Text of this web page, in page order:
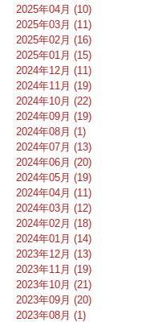
2025年04月 (10)
2025年03月 (11)
2025年02月 (16)
2025年01月 (15)
2024年12月 (11)
2024年11月 (19)
2024年10月 (22)
2024年09月 (19)
2024年08月 (1)
2024年07月 (13)
2024年06月 (20)
2024年05月 (19)
2024年04月 (11)
2024年03月 (12)
2024年02月 (18)
2024年01月 (14)
2023年12月 (13)
2023年11月 (19)
2023年10月 (21)
2023年09月 (20)
2023年08月 (1)